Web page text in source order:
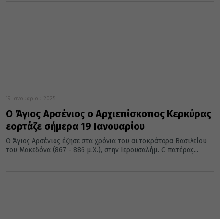
19 Ιανουαρίου 2025
Ο Άγιος Αρσένιος ο Αρχιεπίσκοπος Κερκύρας
εορτάζε σήμερα 19 Ιανουαρίου
Ο Άγιος Αρσένιος έζησε στα χρόνια του αυτοκράτορα Βασιλείου
του Μακεδόνα (867 - 886 μ.Χ.), στην Ιερουσαλήμ. Ο πατέρας...